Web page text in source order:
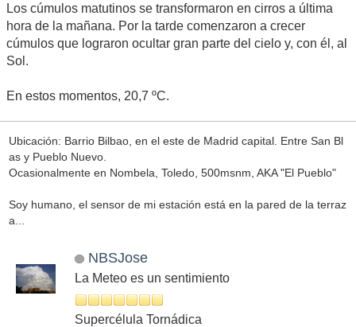
Los cúmulos matutinos se transformaron en cirros a última
hora de la mañana. Por la tarde comenzaron a crecer
cúmulos que lograron ocultar gran parte del cielo y, con él, al
Sol.
En estos momentos, 20,7 ºC.
Ubicación: Barrio Bilbao, en el este de Madrid capital. Entre San Bl
as y Pueblo Nuevo.
Ocasionalmente en Nombela, Toledo, 500msnm, AKA "El Pueblo"
Soy humano, el sensor de mi estación está en la pared de la terraz
a...
NBSJose
La Meteo es un sentimiento
Supercélula Tornádica